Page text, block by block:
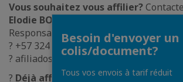
Vous souhaitez vous affilier?
Elodie BORDIER
Responsable des Affiliés et Événements
? +57 324 443 0918
? afiliados@france-colombia.com
? Déjà affilié ? Profitez d’une remise
Besoin d'envoyer un
colis/document?
Tous vos envois à tarif réduit